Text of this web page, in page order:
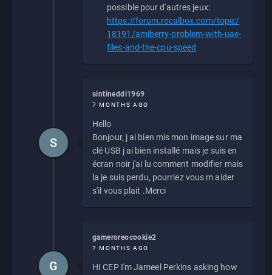
possible pour d'autres jeux:
https://forum.recalbox.com/topic/
18191/amiberry-problem-with-uae-
files-and-the-cpu-speed
sintineddi1969
7 MONTHS AGO
Hello
Bonjour, j ai bien mis mon image sur ma
clé USB j ai bien installé mais je suis en
écran noir j'ai lu comment modifier mais
la je suis perdu, pourriez vous m aider
s'il vous plait .Merci
S
gameroreocookie2
7 MONTHS AGO
HI CEP I'm Jameel Perkins asking how
G